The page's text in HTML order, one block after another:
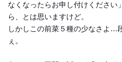
なくなったらお申し付けください
ら、とは思いますけど。
しかしこの前菜５種の少なさよ…
ぇ。